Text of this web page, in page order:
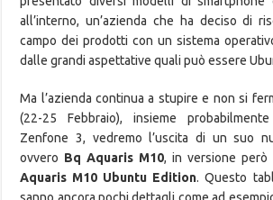
all’interno, un’azienda che ha deciso di
campo dei prodotti con un sistema
dalle grandi aspettative quali può essere
Ma l’azienda continua a stupire e non si
(22-25 Febbraio), insieme
Zenfone 3, vedremo l’uscita di un suo
ovvero Bq Aquaris M10, in versione però
Aquaris M10 Ubuntu Edition. Questo